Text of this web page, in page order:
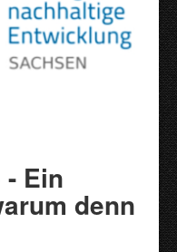
Ein
denn